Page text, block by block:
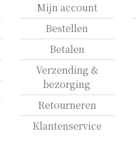
Mijn account
Bestellen
Betalen
Verzending &
bezorging
Retourneren
Klantenservice